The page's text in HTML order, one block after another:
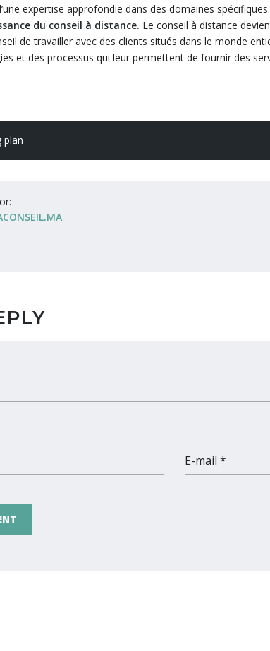
expertise approfondie dans des domaines spécifiques.
du conseil à distance. Le conseil à distance
de travailler avec des clients situés dans le monde
et des processus qui leur permettent de fournir des
plan
E-mail *